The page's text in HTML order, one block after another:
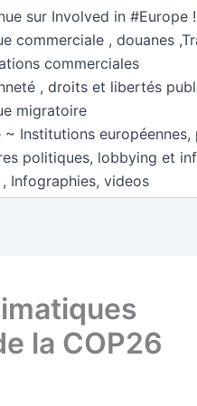
sur Involved in #Europe !
commerciale , douanes
commerciales
, droits et libertés
migratoire
~ Institutions européennes,
politiques, lobbying et
Infographies, videos
la COP26